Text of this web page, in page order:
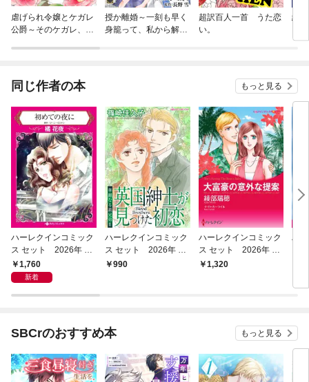
虐げられ令嬢とケガレ
公爵～そのケガレ、払
授か離婚～一刻も早く
身籠って、私から解放
超訳百人一首 うた恋
い。
絶
の
同じ作者の本 もっと見る
ハーレクインコミック
ス セット 2026年 vo
l.1064
1,760
新着
ハーレクインコミック
ス セット 2026年 vo
l.932
990
ハーレクインコミック
ス セット 2026年 vo
l.868
1,320
ハ
SBCrのおすすめ本 もっと見る